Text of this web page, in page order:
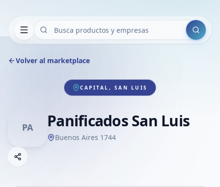
Buscar
Volver al marketplace
CAPITAL, SAN LUIS
PA Panificados San Luis
Buenos Aires 1744
Compartir empresa